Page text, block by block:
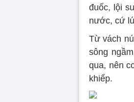
đuốc, lội
nước, cứ
Từ vách
sông
qua, nên
khiếp.